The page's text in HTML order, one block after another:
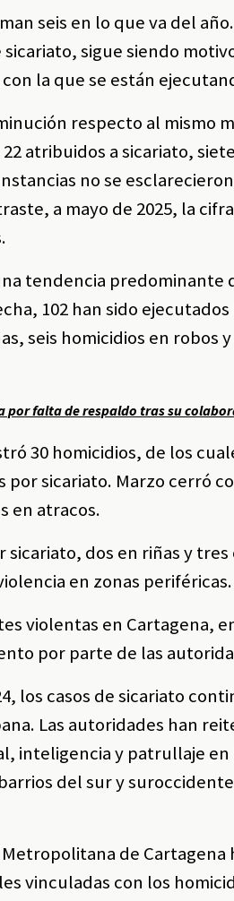
seis en lo que va del
sigue siendo
la que se están
respecto al mismo
atribuidos a sicariato,
no se
a mayo de 2025, la
tendencia
102 han sido
seis homicidios en robos
por falta de respaldo tras su
30 homicidios, de los
sicariato. Marzo cerró
en atracos.
sicariato, dos en riñas y
en zonas periféricas.
violentas en Cartagena,
por parte de las
los casos de sicariato
Las autoridades han
inteligencia y patrullaje en
del sur y
de
vinculadas con los